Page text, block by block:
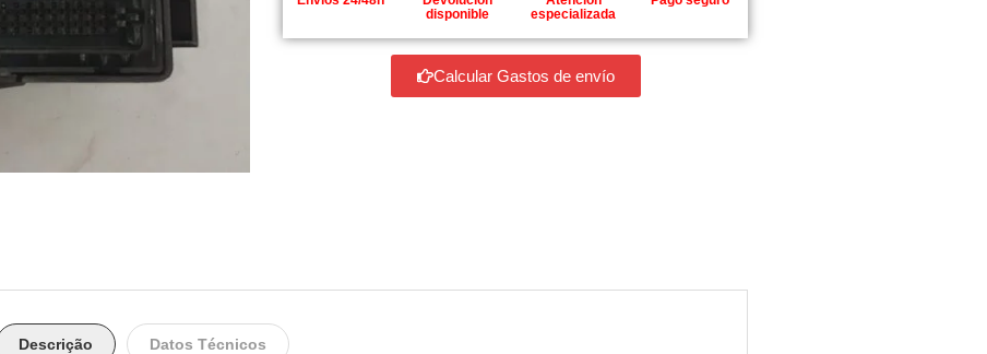
disponible
especializada
Calcular Gastos de envío
Descrição Datos Técnicos